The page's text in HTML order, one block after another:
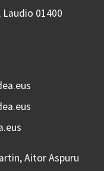
01400
Aitor Aspuru